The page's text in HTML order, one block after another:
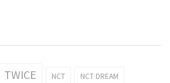
TWICE NCT NCT DREAM